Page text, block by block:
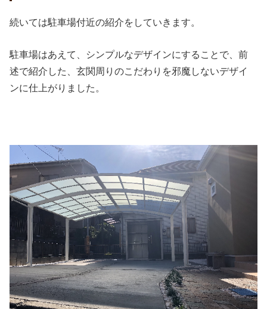
続いては駐車場付近の紹介をしていきます。
駐車場はあえて、シンプルなデザインにすることで、前
述で紹介した、玄関周りのこだわりを邪魔しないデザイ
ンに仕上がりました。